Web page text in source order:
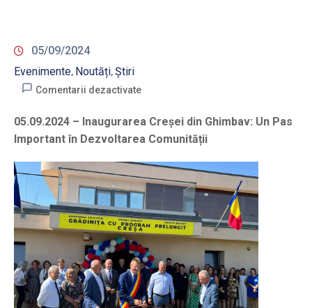
05/09/2024
Evenimente‚ Noutăți‚Știri
Comentarii dezactivate
05.09.2024 – Inaugurarea Creșei din Ghimbav: Un Pas
Important în Dezvoltarea Comunității